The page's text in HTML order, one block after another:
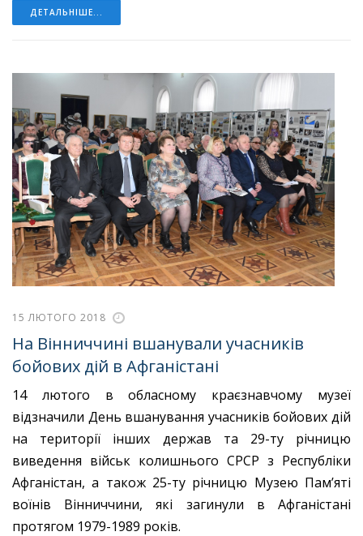
ДЕТАЛЬНІШЕ...
15 ЛЮТОГО 2018
На Вінниччині вшанували учасників
бойових дій в Афганістані
14 лютого в обласному краєзнавчому музеї
відзначили День вшанування учасників бойових дій
на території інших держав та 29-ту річницю
виведення військ колишнього СРСР з Республіки
Афганістан, а також 25-ту річницю Музею Пам’яті
воїнів Вінниччини, які загинули в Афганістані
протягом 1979-1989 років.